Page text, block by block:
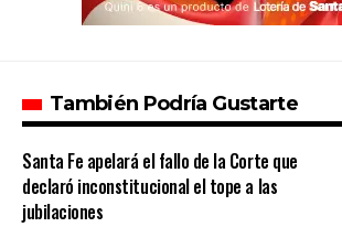
También Podría Gustarte
Santa Fe apelará el fallo de la Corte que
declaró inconstitucional el tope a las
jubilaciones